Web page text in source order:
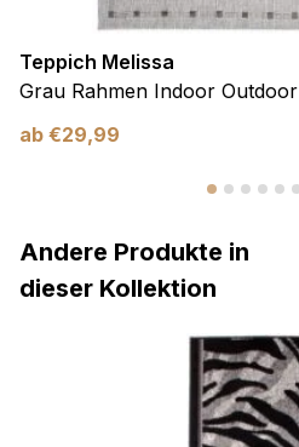
Teppich Melissa
Grau Rahmen Indoor Outdoor
ab €29,99
Andere Produkte in
dieser Kollektion